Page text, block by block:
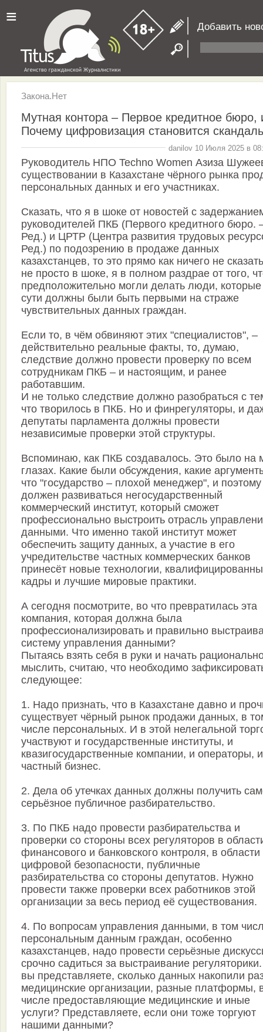
≡ Добавить
Закона.Нет
Мутная контора – Первое кредитное бюро,
Почему цифровизация становится
danilov 10 Июля 2025 в
Руководитель НПО Techno Women Азиза
существовании в Казахстане чёрного рынка
персональных данных и его участниках.
Сказать, что я в шоке от новостей с
руководителей ПКБ (Первого кредитного бюро.
Ред.) и ЦРТР (Центра развития трудовых
Ред.) по подозрению в продаже данных
казахстанцев, то это прямо как ничего не
не просто в шоке, я в полном раздрае от того,
предположительно могли делать люди,
сути должны были быть первыми на страже
чувствительных данных граждан.
Если то, в чём обвиняют этих "специалистов", –
действительно реальные факты, то, думаю,
следствие должно провести проверку по всем
сотрудникам ПКБ – и настоящим, и ранее
работавшим.
И не только следствие должно разобраться с
что творилось в ПКБ. Но и финрегуляторы, и
депутаты парламента должны провести
независимые проверки этой структуры.
Вспоминаю, как ПКБ создавалось. Это было на
глазах. Какие были обсуждения, какие
что "государство – плохой менеджер", и поэтому
должен развиваться негосударственный
коммерческий институт, который сможет
профессионально выстроить отрасль
данными. Что именно такой институт может
обеспечить защиту данных, а участие в его
учредительстве частных коммерческих банков
принесёт новые технологии,
кадры и лучшие мировые практики.
А сегодня посмотрите, во что превратилась эта
компания, которая должна была
профессионализировать и правильно
систему управления данными?
Пытаясь взять себя в руки и начать
мыслить, считаю, что необходимо
следующее:
1. Надо признать, что в Казахстане давно и
существует чёрный рынок продажи данных, в
числе персональных. И в этой нелегальной
участвуют и государственные институты, и
квазигосударственные компании, и операторы, и
частный бизнес.
2. Дела об утечках данных должны получить
серьёзное публичное разбирательство.
3. По ПКБ надо провести разбирательства и
проверки со стороны всех регуляторов в
финансового и банковского контроля, в области
цифровой безопасности, публичные
разбирательства со стороны депутатов. Нужно
провести также проверки всех работников этой
организации за весь период её существования.
4. По вопросам управления данными, в том
персональным данным граждан, особенно
казахстанцев, надо провести серьёзные
срочно садиться за выстраивание
вы представляете, сколько данных накопили
медицинские организации, разные платформы,
числе предоставляющие медицинские и иные
услуги? Представляете, если они тоже торгуют
нашими данными?